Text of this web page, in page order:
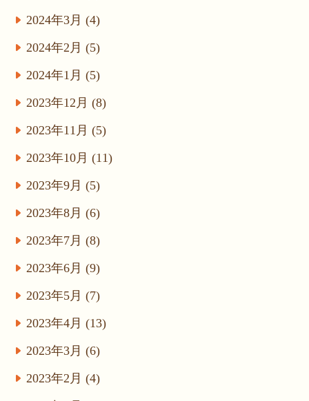
2024年3月 (4)
2024年2月 (5)
2024年1月 (5)
2023年12月 (8)
2023年11月 (5)
2023年10月 (11)
2023年9月 (5)
2023年8月 (6)
2023年7月 (8)
2023年6月 (9)
2023年5月 (7)
2023年4月 (13)
2023年3月 (6)
2023年2月 (4)